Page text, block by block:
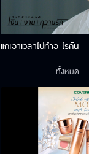
แกเอาเวลาไปทำอะไรกัน
ทั้งหมด